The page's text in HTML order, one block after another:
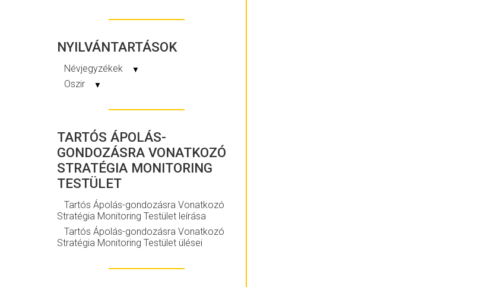
NYILVÁNTARTÁSOK
Névjegyzékek ▼
Oszir ▼
TARTÓS ÁPOLÁS-
GONDOZÁSRA VONATKOZÓ
STRATÉGIA MONITORING
TESTÜLET
Tartós Ápolás-gondozásra Vonatkozó
Stratégia Monitoring Testület leírása
Tartós Ápolás-gondozásra Vonatkozó
Stratégia Monitoring Testület ülései